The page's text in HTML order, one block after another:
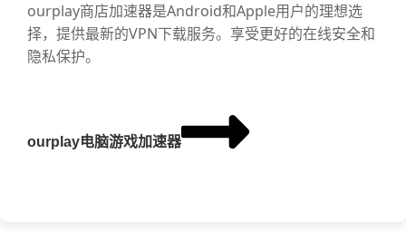
ourplay商店加速器是Android和Apple用户的理想选
择，提供最新的VPN下载服务。享受更好的在线安全和
隐私保护。
ourplay电脑游戏加速器